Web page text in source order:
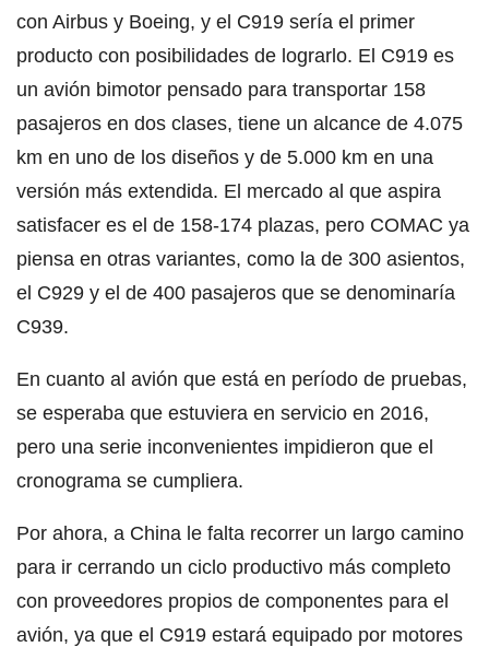
con Airbus y Boeing, y el C919 sería el primer
producto con posibilidades de lograrlo. El C919 es
un avión bimotor pensado para transportar 158
pasajeros en dos clases, tiene un alcance de 4.075
km en uno de los diseños y de 5.000 km en una
versión más extendida. El mercado al que aspira
satisfacer es el de 158-174 plazas, pero COMAC ya
piensa en otras variantes, como la de 300 asientos,
el C929 y el de 400 pasajeros que se denominaría
C939.
En cuanto al avión que está en período de pruebas,
se esperaba que estuviera en servicio en 2016,
pero una serie inconvenientes impidieron que el
cronograma se cumpliera.
Por ahora, a China le falta recorrer un largo camino
para ir cerrando un ciclo productivo más completo
con proveedores propios de componentes para el
avión, ya que el C919 estará equipado por motores